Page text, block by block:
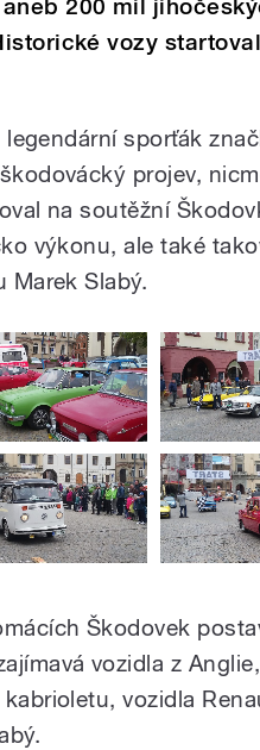
200 mil
vozy
sporťák
projev,
na soutěžní
výkonu, ale také
Marek Slabý.
Škodovek
vozidla z
vozidla